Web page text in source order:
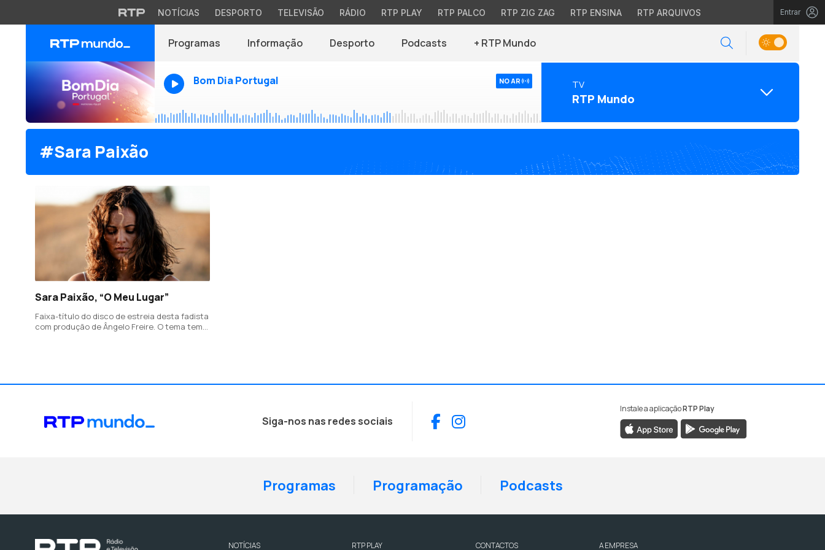
NOTÍCIAS DESPORTO TELEVISÃO RÁDIO RTP PLAY RTP PALCO RTP ZIG ZAG RTP ENSINA RTP ARQUIVOS Entrar
Programas Informação Desporto Podcasts + RTP Mundo
Bom Dia Portugal NO AR TV
RTP Mundo
#Sara Paixão
Sara Paixão, “O Meu Lugar”
Faixa-título do disco de estreia desta fadista
com produção de Ângelo Freire. O tema tem
Siga-nos nas redes sociais Facebook
Instagram
Instale a aplicaçãoRTP Play
Programas Programação Podcasts
NOTÍCIAS RTP PLAY CONTACTOS A EMPRESA